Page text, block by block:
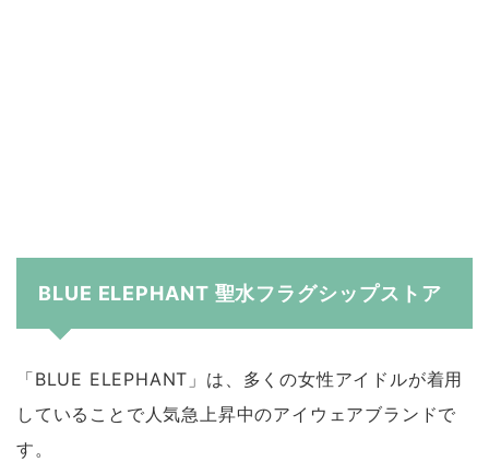
BLUE ELEPHANT 聖水フラグシップストア
「BLUE ELEPHANT」は、多くの女性アイドルが着用
していることで人気急上昇中のアイウェアブランドで
す。